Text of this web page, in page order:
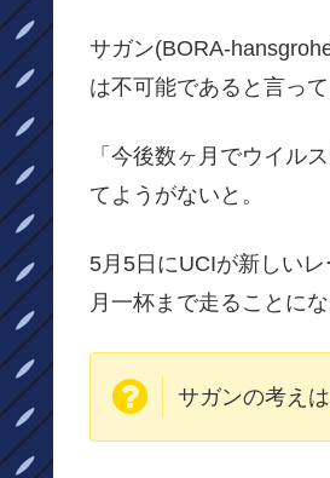
サガン(BORA-
は不可能であると言って
「今後数ヶ月でウイル
てようがないと。
5月5日にUCIが新しい
月一杯まで走ること
サガンの考え